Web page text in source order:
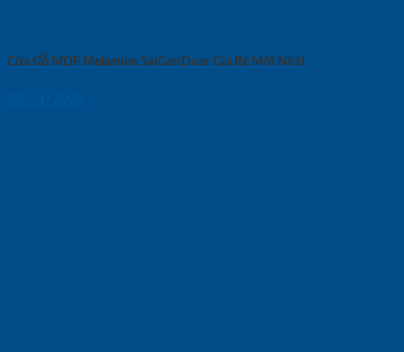
Cửa Gỗ MDF Melamine SaiGonDoor Gía Rẻ Mới Nhất
08/01/2025